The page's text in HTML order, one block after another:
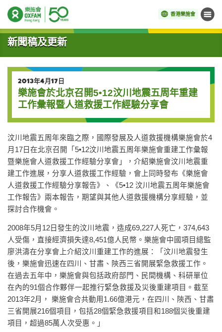
香港樂施會 目錄
開始主要內容
新聞稿及更新
2013年4月17日
樂施會於北京召開5•12汶川地震五周年重建
工作彙報暨人道救援工作經驗分享會
汶川地震五周年來臨之際，國際發展及人道救援機構樂施會於4
月17日在北京召開「5•12汶川地震五周年樂施會重建工作彙報
暨樂施會人道救援工作經驗分享會」，介紹樂施會汶川地震重
建工作進展，分享人道救援工作經驗，會上同時發布《樂施會
人道救援工作經驗分享報告》、《5•12 汶川地震五周年樂施會
工作報告》兩本報告，期望與其他人道救援機構分享經驗，並
探討合作機會。
2008年5月12日發生的汶川地震，造成69,227人死亡，374,643
人受傷，直接經濟損失達8,451億人民幣。樂施會中國項目總監
廖洪濤在分享會上介紹汶川重建工作的進展：「汶川地震發生
後，樂施會迅速在四川、甘肅、陝西三省開展緊急救援工作。
在過去五年中，樂施會與包括政府部門、民間機構、科研單位
在內的91個合作夥伴一起推行緊急救援及災後重建項目。截至
2013年2月， 樂施會合共動用1.66億港元，在四川、陝西、甘肅
三省開展216個項目，包括28個緊急救援項目和188個災後重建
項目，超過85萬人次受惠。」